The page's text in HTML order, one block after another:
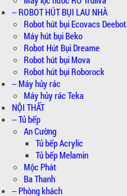
-- ROBOT HÚT BỤI LAU NHÀ
Robot hút bụi Ecovacs Deebot
Máy hút bụi Beko
Robot Hút Bụi Dreame
Robot hút bụi Mova
Robot hút bụi Roborock
-- Máy hủy rác
Máy hủy rác Teka
NỘI THẤT
-- Tủ bếp
An Cường
Tủ bếp Acrylic
Tủ bếp Melamin
Mộc Phát
Ba Thanh
-- Phòng khách